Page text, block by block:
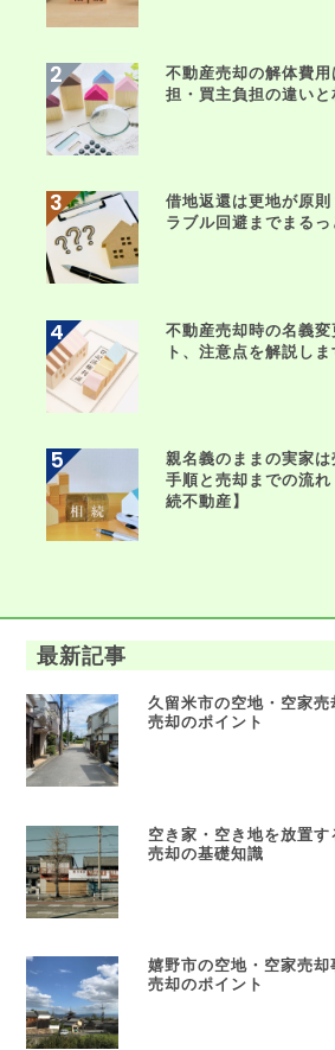
不動産売却の解体費
担・買主負担の違い
借地返還は更地が原
ラブル回避までまるっ
不動産売却時の名義
ト、注意点を解説しま
親名義のままの実家
手順と売却までの流
続不動産】
最新記事
久留米市の空地・空家売
売却のポイント
空き家・空き地を放置
売却の基礎知識
嬉野市の空地・空家売
売却のポイント